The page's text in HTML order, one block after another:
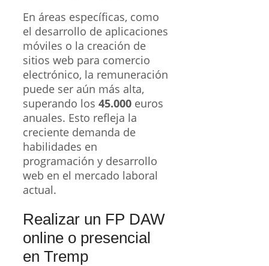
En áreas específicas, como
el desarrollo de aplicaciones
móviles o la creación de
sitios web para comercio
electrónico, la remuneración
puede ser aún más alta,
superando los 45.000 euros
anuales. Esto refleja la
creciente demanda de
habilidades en
programación y desarrollo
web en el mercado laboral
actual.
Realizar un FP DAW
online o presencial
en Tremp